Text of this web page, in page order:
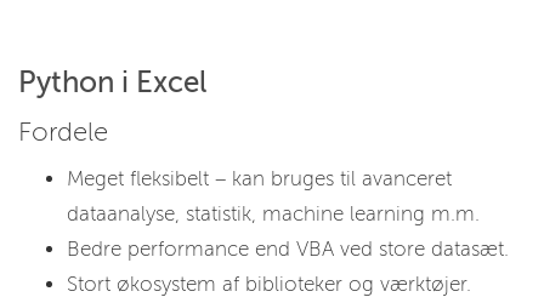
Python i Excel
Fordele
Meget fleksibelt – kan bruges til avanceret
dataanalyse, statistik, machine learning m.m.
Bedre performance end VBA ved store datasæt.
Stort økosystem af biblioteker og værktøjer.